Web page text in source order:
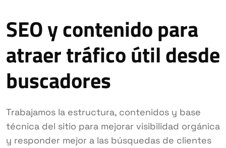
SEO y contenido para
atraer tráfico útil desde
buscadores
Trabajamos la estructura, contenidos y base
técnica del sitio para mejorar visibilidad orgánica
y responder mejor a las búsquedas de clientes